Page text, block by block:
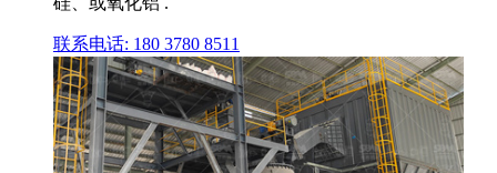
联系电话: 180 3780 8511